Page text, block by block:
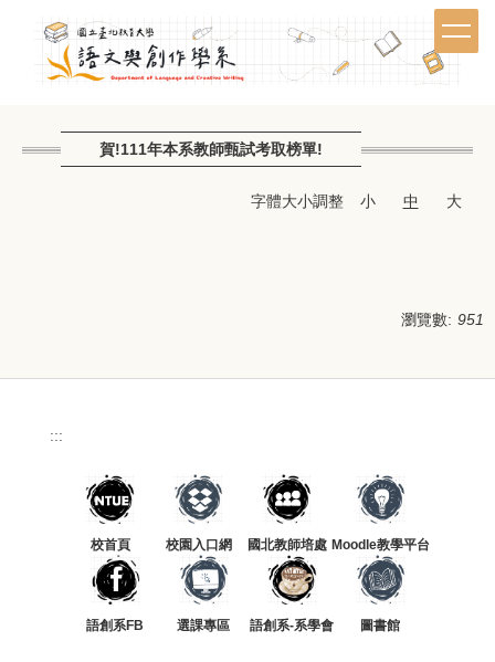
區
賀!111年本系教師甄試考取榜單!
字體大小調整 小 中 大
瀏覽數: 951
:::
校首頁 校園入口網 國北教師培處 Moodle教學平台
語創系FB 選課專區 語創系-系學會 圖書館